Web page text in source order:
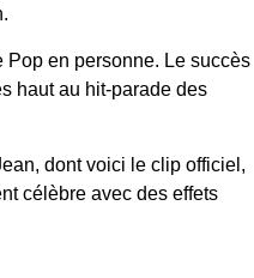
Pop en personne. Le succès
haut au hit-parade des
dont voici le clip officiel,
célèbre avec des effets